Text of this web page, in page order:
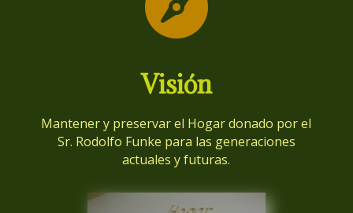
Visión
Mantener y preservar el Hogar donado por el
Sr. Rodolfo Funke para las generaciones
actuales y futuras.